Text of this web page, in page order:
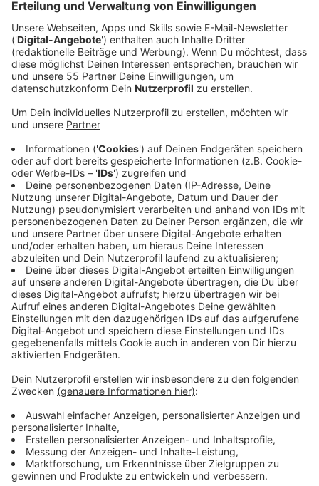
Anzeige
Für den SC St. Tönis steht am Samstagnachmittag
Der Verein steht im Finale des Niederrheinpokals
ist dann die HSG Krefeld Niederrhein beim HSC 2000
Coburg zu Gast.
Anzeige
Ganz großes Spiel für den SC St. Tönis
Anzeige
Im Pokalfinale ist St. Tönis krasser Außenseiter, denn
die Duisburger spielen zwei Klassen höher und haben
als Tabellenvierter in der 3. Liga eine starke Saison
gespielt. Anstoß in Duisburg ist um 15:30 Uhr. Schon
vor dem Spiel war klar, dass St. Tönis als
Niederrheinpokal-Finalist nächste Saison im DFB-Pokal
spielen wird.
Anzeige